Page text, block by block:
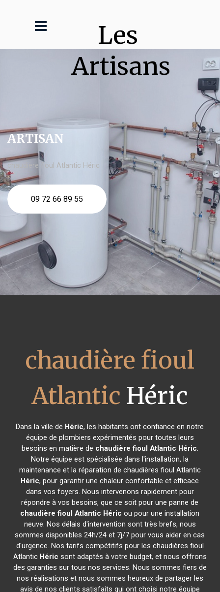
Les
Artisans
ARTISAN
chaudière fioul Atlantic Héric
09 72 66 89 55
chaudière fioul
Atlantic Héric
Dans la ville de Héric, les habitants ont confiance en notre
équipe de plombiers expérimentés pour toutes leurs
besoins en matière de chaudière fioul Atlantic Héric.
Notre équipe est spécialisée dans l'installation, la
maintenance et la réparation de chaudières fioul Atlantic
Héric, pour garantir une chaleur confortable et efficace
dans vos foyers. Nous intervenons rapidement pour
répondre à vos besoins, que ce soit pour une panne de
chaudière fioul Atlantic Héric ou pour une installation
neuve. Nos délais d'intervention sont très brefs, nous
sommes disponibles 24h/24 et 7j/7 pour vous aider en cas
d'urgence. Nos tarifs compétitifs pour les chaudières fioul
Atlantic Héric sont adaptés à votre budget, et nous offrons
des garanties sur tous nos services. Nous sommes fiers de
nos réalisations et nous sommes heureux de partager les
avis de nos clients satisfaits qui ont choisi notre équipe